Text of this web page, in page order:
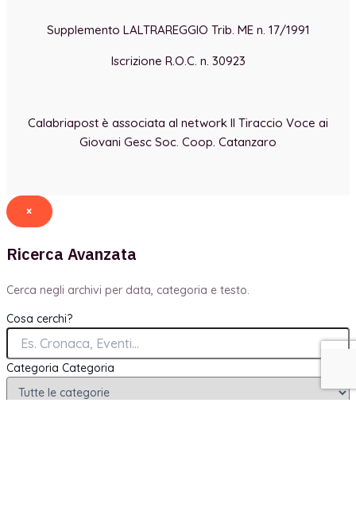
Supplemento LALTRAREGGIO Trib. ME n. 17/1991
Iscrizione R.O.C. n. 30923
Calabriapost è associata al network Il Tiraccio Voce ai
Giovani Gesc Soc. Coop. Catanzaro
×
Ricerca Avanzata
Cerca negli archivi per data, categoria e testo.
Cosa cerchi?
Categoria Categoria